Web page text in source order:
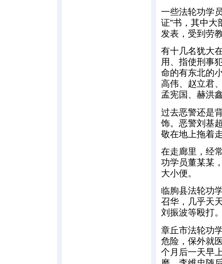
一些法轮功学
证”书，其中
发表，受到劳
有十几名犹大
用、指使刑事
命的有东北的
高伟、赵立君
孟宪国、赫洪
过去恶警还是
饰。恶警刘基
敬在地上拖着
在走廊里，经
功学员董某某
大小便。
临朐县法轮功
召华，几乎天
刘振波等殴打
章丘市法轮功
危险，保外就
个月后一天早